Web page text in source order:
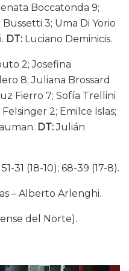
Boccatonda 9;
3; Uma Di Yorio
DT: Luciano Deminicis.
2; Josefina
8; Juliana Brossard
Fierro 7; Sofía Trellini
2; Emilce Islas;
DT:Julián
31 (18-10); 68-39 (17-8).
– Alberto Arlenghi.
del Norte).